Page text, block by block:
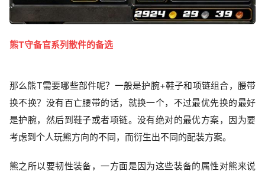
熊T守备官系列散件的备选
那么熊T需要哪些部件呢？一般是护腕+鞋子和项链组合，腰带
换不换？没有百亡腰带的话，就换一个，不过最优先换的最好
是护腕，然后到鞋子或者项链。没有绝对的最优方案，因为要
考虑到个人玩熊方向的不同，而衍生出不同的配装方案。
熊之所以要韧性装备，一方面是因为这些装备的属性对熊来说